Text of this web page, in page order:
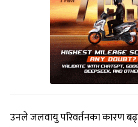
उनले जलवायु परिवर्तनका कारण